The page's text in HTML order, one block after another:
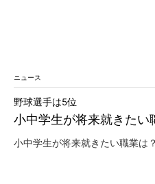
ニュース
小中学生が将来就きた
野球選手は5位
小中学生が将来就きたい職業は